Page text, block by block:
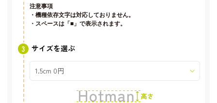
注意事項
・機種依存文字は対応しておりません。
・スペースは「■」で表示されます。
サイズを選ぶ